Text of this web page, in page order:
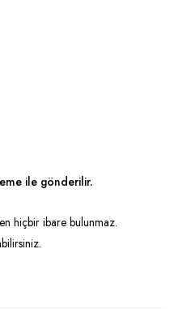
ile gönderilir.
hiçbir ibare bulunmaz.